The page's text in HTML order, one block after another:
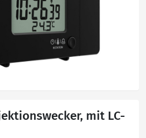
mit LC-